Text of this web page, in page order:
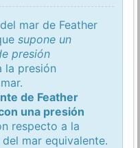
mar de Feather
supone un
presión
la presión
de Feather
una presión
respecto a la
mar equivalente.